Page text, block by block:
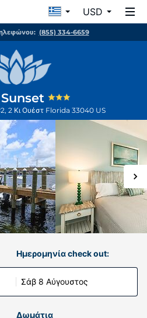
USD
(855) 334-6659
2 Κι Ουέστ Florida 33040 US
Ημερομηνία check out:
Σάβ 8 Αύγουστος
Δωμάτια